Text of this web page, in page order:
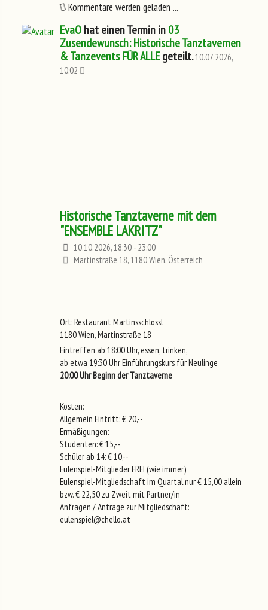
Kommentare werden geladen ...
EvaOhat einen Termin in03
Zusendewunsch: Historische Tanztavernen
& Tanzevents FÜR ALLEgeteilt.10.07.2026,
10:02
Historische Tanztaverne mit dem
"ENSEMBLE LAKRITZ"
10.10.2026, 18:30 - 23:00
Martinstraße 18, 1180 Wien, Österreich
Ort: Restaurant Martinsschlössl
1180 Wien, Martinstraße 18
Eintreffen ab 18:00 Uhr, essen, trinken,
ab etwa 19:30 Uhr Einführungskurs für Neulinge
20:00 Uhr Beginn der Tanztaverne
Kosten:
Allgemein Eintritt: € 20,--
Ermäßigungen:
Studenten: € 15,--
Schüler ab 14: € 10,--
Eulenspiel-Mitglieder FREI (wie immer)
Eulenspiel-Mitgliedschaft im Quartal nur € 15,00 allein
bzw. € 22,50 zu Zweit mit Partner/in
Anfragen / Anträge zur Mitgliedschaft:
eulenspiel@chello.at